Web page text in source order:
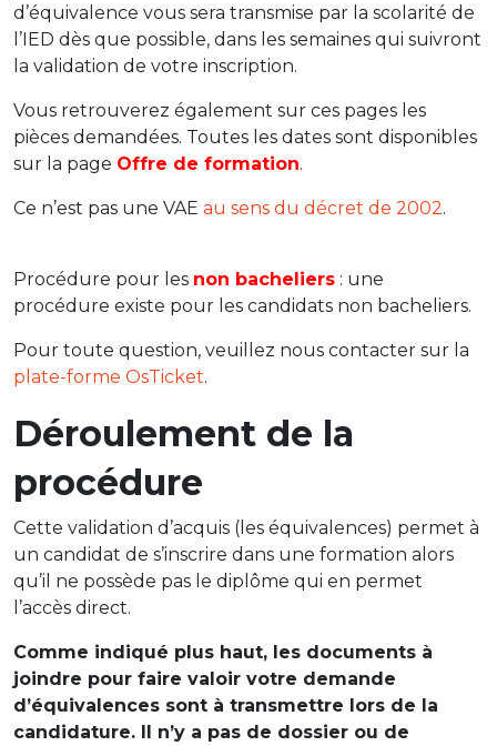
d’équivalence vous sera transmise par la scolarité de
l’IED dès que possible, dans les semaines qui suivront
la validation de votre inscription.
Vous retrouverez également sur ces pages les
pièces demandées. Toutes les dates sont disponibles
sur la page Offre de formation.
Ce n’est pas une VAE au sens du décret de 2002.
Procédure pour les non bacheliers : une
procédure existe pour les candidats non bacheliers.
Pour toute question, veuillez nous contacter sur la
plate-forme OsTicket.
Déroulement de la
procédure
Cette validation d’acquis (les équivalences) permet à
un candidat de s’inscrire dans une formation alors
qu’il ne possède pas le diplôme qui en permet
l’accès direct.
Comme indiqué plus haut, les documents à
joindre pour faire valoir votre demande
d’équivalences sont à transmettre lors de la
candidature. Il n’y a pas de dossier ou de